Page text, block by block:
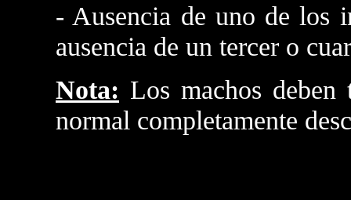
- Ausencia de uno de los
ausencia de un tercer o
Nota: Los machos deben
normal completamente